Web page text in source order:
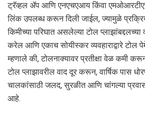
ट्रॅव्हल ॲप आणि एनएचएआय किंवा
लिंक उपलब्ध करून दिली जाईल, ज्यामुळे
किमीच्या परिघात असलेल्या टोल प्लाझांबद्दलच्या
करेल आणि एकाच सोयीस्कर व्यवहाराद्वारे टोल
म्हणाले की, टोलनाक्यावर प्रतीक्षा वेळ कमी
टोल प्लाझावरील वाद दूर करून, वार्षिक पास
चालकांसाठी जलद, सुरळीत आणि चांगल्या
आहे.